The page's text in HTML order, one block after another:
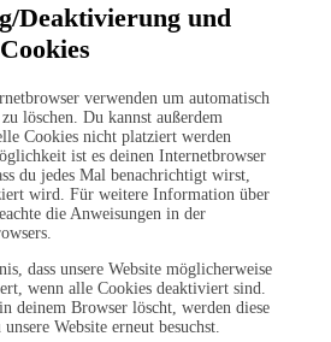
Deaktivierung und
verwenden um automatisch
löschen. Du kannst außerdem
Cookies nicht platziert werden
ist es deinen Internetbrowser
du jedes Mal benachrichtigt wirst,
wird. Für weitere Information über
die Anweisungen in der
dass unsere Website möglicherweise
wenn alle Cookies deaktiviert sind.
deinem Browser löscht, werden diese
Website erneut besuchst.